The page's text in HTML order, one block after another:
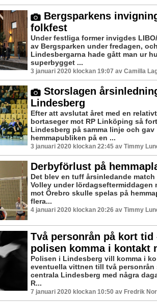
Bergsparkens
folkfest
Under festliga former invigdes
av Bergsparken under fredagen,
Lindesbergarna hade gått man ur
superbygget ...
3 januari 2020 klockan 19:07 av Camilla
Storslagen
Lindesberg
Efter att avslutat året med en
bortaseger mot RP Linköping så
Lindesberg på samma linje och gav
hemmapubliken på en ...
3 januari 2020 klockan 22:45 av Timmy
Derbyförlust på
Det blev en tuff årsinledande
Volley under lördagseftermiddagen
mot Örebro skulle spelas på
flera...
4 januari 2020 klockan 20:26 av Timmy
Två personrån på kort
polisen komma i kontakt
Polisen i Lindesberg vill komma i
eventuella vittnen till två personrån
centrala Lindesberg med några
R...
7 januari 2020 klockan 10:50 av Fredrik